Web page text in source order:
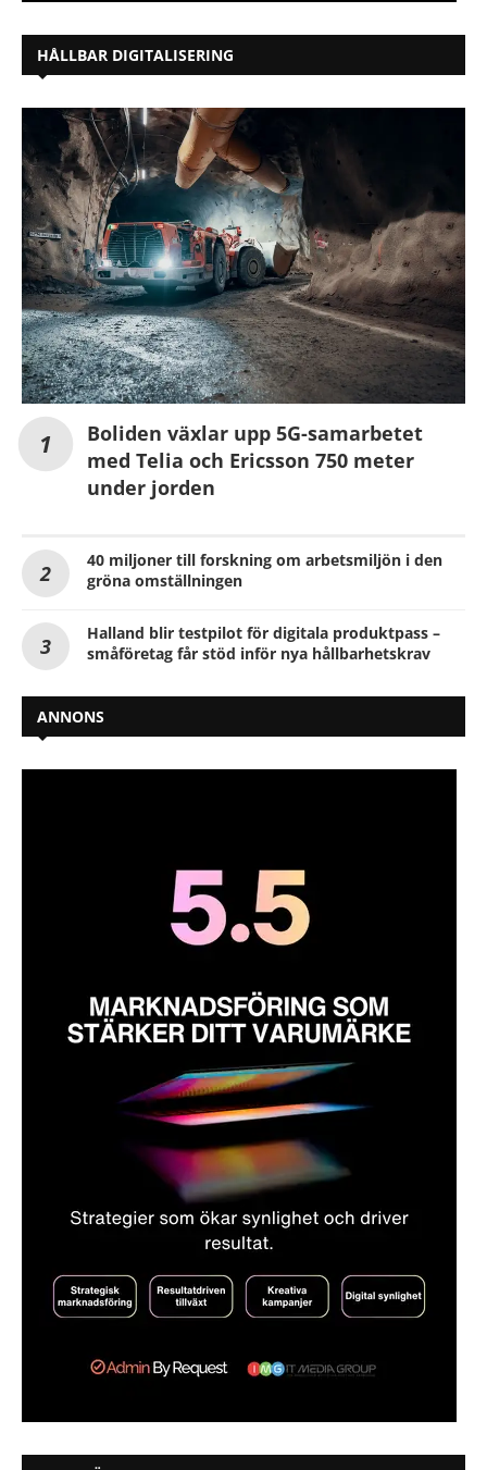
HÅLLBAR DIGITALISERING
Boliden växlar upp 5G-samarbetet
med Telia och Ericsson 750 meter
under jorden
40 miljoner till forskning om arbetsmiljön i den
gröna omställningen
Halland blir testpilot för digitala produktpass –
småföretag får stöd inför nya hållbarhetskrav
ANNONS